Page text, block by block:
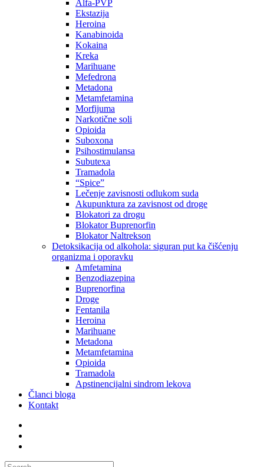
Alfa-PVP
Ekstazija
Heroina
Kanabinoida
Kokaina
Kreka
Marihuane
Mefedrona
Metadona
Metamfetamina
Morfijuma
Narkotične soli
Opioida
Suboxona
Psihostimulansa
Subutexa
Tramadola
“Spice”
Lečenje zavisnosti odlukom suda
Akupunktura za zavisnost od droge
Blokatori za drogu
Blokator Buprenorfin
Blokator Naltrekson
Detoksikacija od alkohola: siguran put ka čišćenju
organizma i oporavku
Amfetamina
Benzodiazepina
Buprenorfina
Droge
Fentanila
Heroina
Marihuane
Metadona
Metamfetamina
Opioida
Tramadola
Apstinencijalni sindrom lekova
Članci bloga
Kontakt